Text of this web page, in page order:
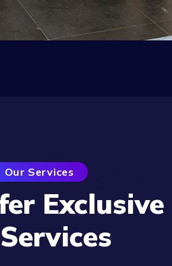
Our Services
Exclusive